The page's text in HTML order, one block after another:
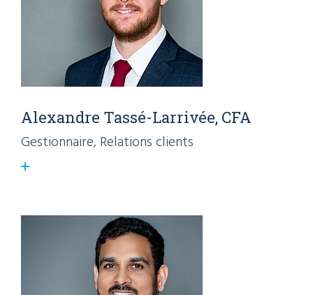
Alexandre Tassé-Larrivée, CFA
Gestionnaire, Relations clients